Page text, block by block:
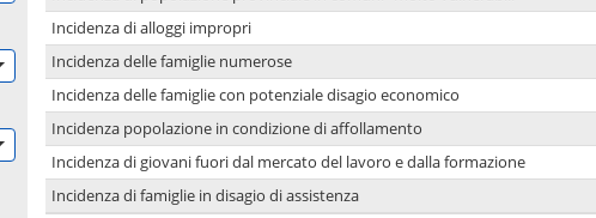
Incidenza di alloggi impropri
Incidenza delle famiglie numerose
Incidenza delle famiglie con potenziale disagio economico
Incidenza popolazione in condizione di affollamento
Incidenza di giovani fuori dal mercato del lavoro e dalla formazione
Incidenza di famiglie in disagio di assistenza